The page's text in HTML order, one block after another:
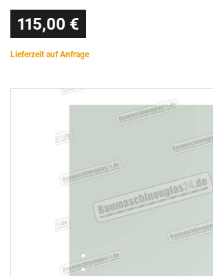
115,00 €
Lieferzeit auf Anfrage